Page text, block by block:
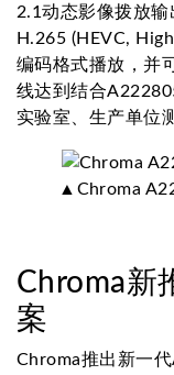
2.1动态影像拨放
H.265 (HEVC,
编码格式播放，并
线达到结合
实验室、生产单位
▲Chroma
Chroma新
案
Chroma推出新一